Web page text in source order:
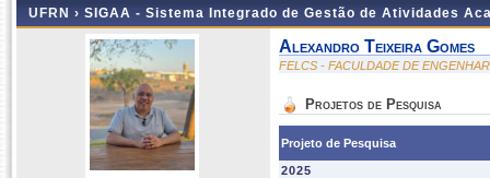
UFRN › SIGAA - Sistema Integrado de Gestão de Atividades
Alexandro Teixeira Gomes
FELCS - FACULDADE DE
Projetos de Pesquisa
Projeto de Pesquisa
2025